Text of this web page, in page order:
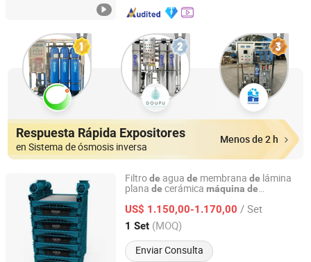
Respuesta Rápida Expositores
en Sistema de ósmosis inversa
Menos de 2 h
Filtrode agua de membrana de lámina
plana de cerámica máquina de
US$ 1.150,00-1.170,00 / Set
1 Set (MOQ)
Enviar Consulta
Sihyflux Co., Ltd.
Shandong, China Desde 2025